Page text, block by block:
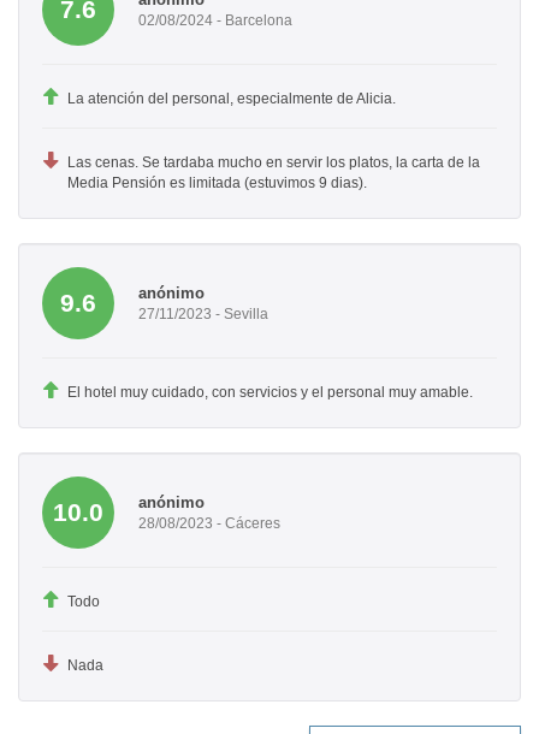
7.6 02/08/2024 - Barcelona
La atención del personal, especialmente de Alicia.
Las cenas. Se tardaba mucho en servir los platos, la carta de la
Media Pensión es limitada (estuvimos 9 dias).
9.6 anónimo
27/11/2023 - Sevilla
El hotel muy cuidado, con servicios y el personal muy amable.
10.0 anónimo
28/08/2023 - Cáceres
Todo
Nada